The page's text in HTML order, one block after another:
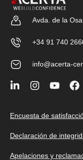
Avda. de la
+34 91 740
info@acerta-
Encuesta de
Declaración de
Apelaciones y